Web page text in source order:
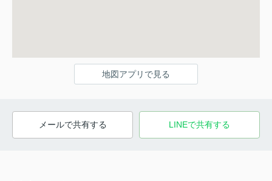
地図アプリで見る
メールで共有する LINEで共有する